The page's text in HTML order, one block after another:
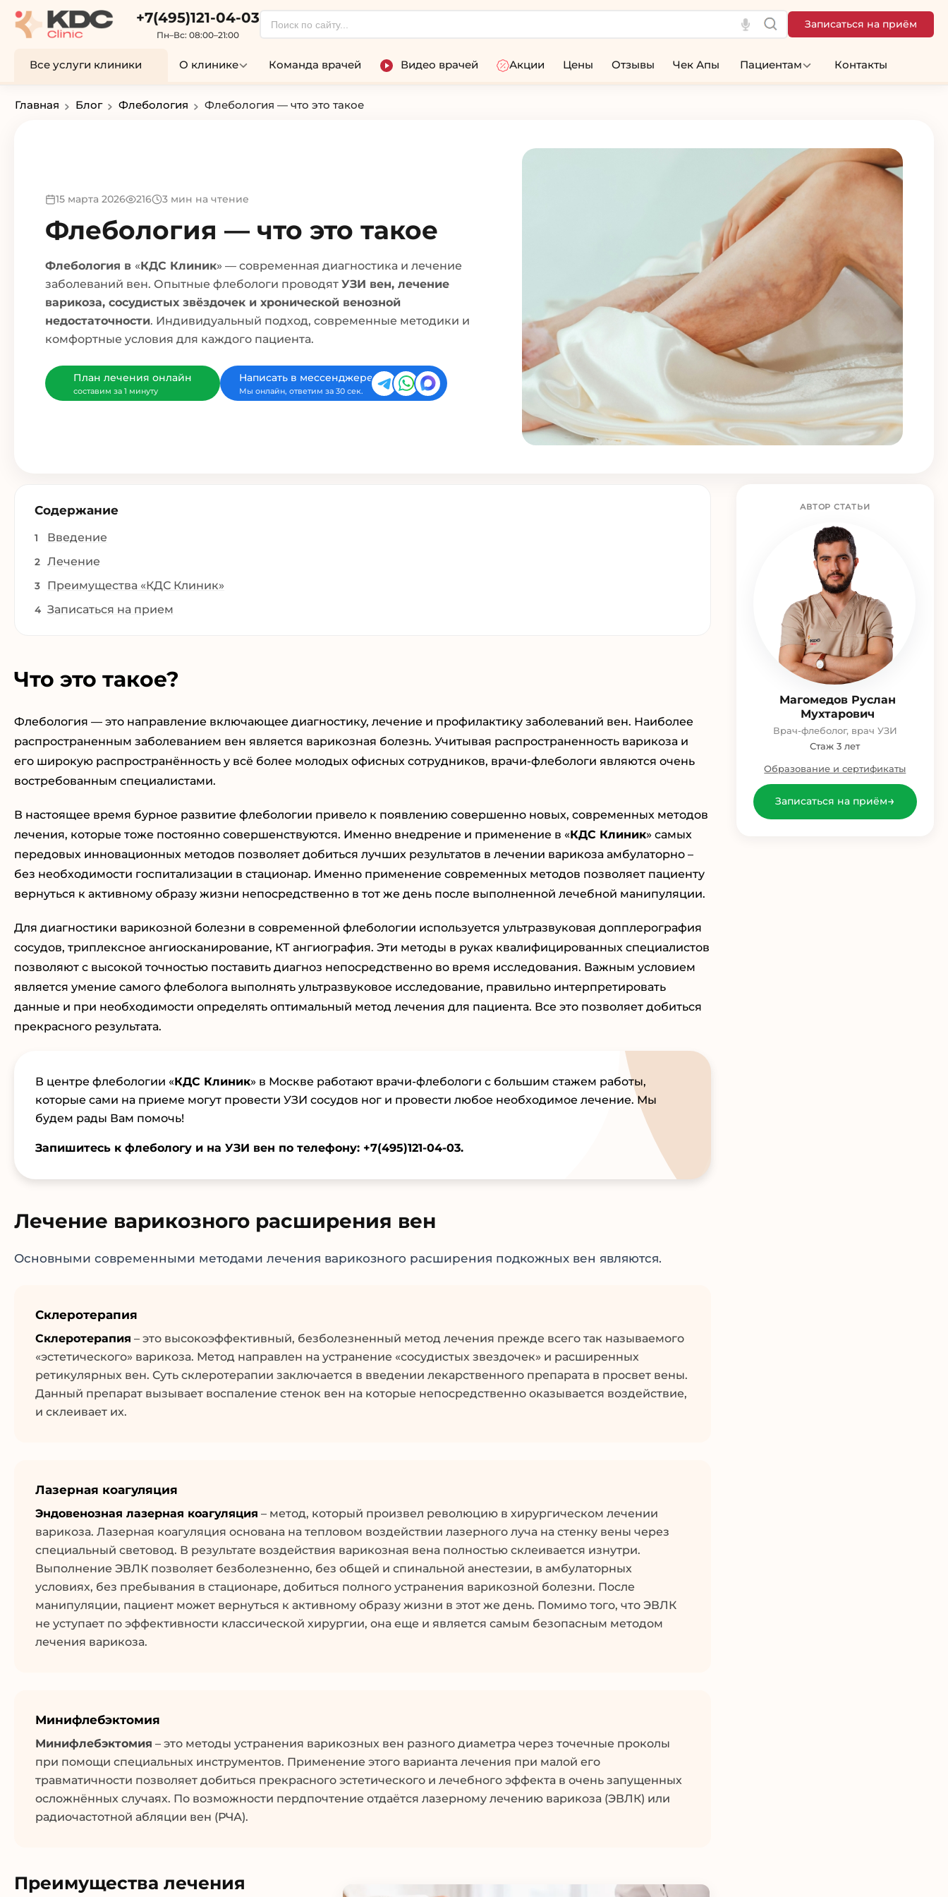
+7(495)121-04-03
Пн–Вс: 08:00–21:00
Записаться на приём
Все услуги клиники О клинике Команда врачей Видео врачей Акции Цены Отзывы Чек Апы Пациентам Контакты
Главная Блог Флебология Флебология — что это такое
15 марта 2026 216 3 мин на чтение
Флебология — что это такое
Флебология в «КДС Клиник» — современная диагностика и лечение
заболеваний вен. Опытные флебологи проводятУЗИ вен, лечение
варикоза, сосудистых звёздочек и хронической венозной
недостаточности. Индивидуальный подход, современные методики и
комфортные условия для каждого пациента.
План лечения онлайн
составим за 1 минуту
Написать в мессенджере
Мы онлайн, ответим за 30 сек.
Содержание
Введение
Лечение
Преимущества «КДС Клиник»
Записаться на прием
Что это такое?
Флебология — это направление включающее диагностику, лечение и профилактику заболеваний вен. Наиболее
распространенным заболеванием вен является варикозная болезнь. Учитывая распространенность варикоза и
его широкую распространённость у всё более молодых офисных сотрудников, врачи-флебологи являются очень
востребованным специалистами.
В настоящее время бурное развитие флебологии привело к появлению совершенно новых, современных методов
лечения, которые тоже постоянно совершенствуются. Именно внедрение и применение в «КДС Клиник» самых
передовых инновационных методов позволяет добиться лучших результатов в лечении варикоза амбулаторно –
без необходимости госпитализации в стационар. Именно применение современных методов позволяет пациенту
вернуться к активному образу жизни непосредственно в тот же день после выполненной лечебной манипуляции.
Для диагностики варикозной болезни в современной флебологии используется ультразвуковая допплерография
сосудов, триплексное ангиосканирование, КТ ангиография. Эти методы в руках квалифицированных специалистов
позволяют с высокой точностью поставить диагноз непосредственно во время исследования. Важным условием
является умение самого флеболога выполнять ультразвуковое исследование, правильно интерпретировать
данные и при необходимости определять оптимальный метод лечения для пациента. Все это позволяет добиться
прекрасного результата.
В центре флебологии «КДС Клиник» в Москве работают врачи-флебологи с большим стажем работы,
которые сами на приеме могут провести УЗИ сосудов ног и провести любое необходимое лечение. Мы
будем рады Вам помочь!
Запишитесь к флебологу и на УЗИ вен по телефону: +7(495)121-04-03.
Лечение варикозного расширения вен
Основными современными методами лечения варикозного расширения подкожных вен являются.
Склеротерапия
Склеротерапия – это высокоэффективный, безболезненный метод лечения прежде всего так называемого
«эстетического» варикоза. Метод направлен на устранение «сосудистых звездочек» и расширенных
ретикулярных вен. Суть склеротерапии заключается в введении лекарственного препарата в просвет вены.
Данный препарат вызывает воспаление стенок вен на которые непосредственно оказывается воздействие,
и склеивает их.
Лазерная коагуляция
Эндовенозная лазерная коагуляция – метод, который произвел революцию в хирургическом лечении
варикоза. Лазерная коагуляция основана на тепловом воздействии лазерного луча на стенку вены через
специальный световод. В результате воздействия варикозная вена полностью склеивается изнутри.
Выполнение ЭВЛК позволяет безболезненно, без общей и спинальной анестезии, в амбулаторных
условиях, без пребывания в стационаре, добиться полного устранения варикозной болезни. После
манипуляции, пациент может вернуться к активному образу жизни в этот же день. Помимо того, что ЭВЛК
не уступает по эффективности классической хирургии, она еще и является самым безопасным методом
лечения варикоза.
Минифлебэктомия
Минифлебэктомия – это методы устранения варикозных вен разного диаметра через точечные проколы
при помощи специальных инструментов. Применение этого варианта лечения при малой его
травматичности позволяет добиться прекрасного эстетического и лечебного эффекта в очень запущенных
осложнённых случаях. По возможности пердпочтение отдаётся лазерному лечению варикоза (ЭВЛК) или
радиочастотной абляции вен (РЧА).
Преимущества лечения
АВТОР СТАТЬИ
Магомедов Руслан
Мухтарович
Врач-флеболог, врач УЗИ
Стаж 3 лет
Образование и сертификаты
Записаться на приём→